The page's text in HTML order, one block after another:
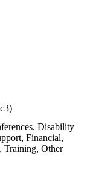
Disability
Financial,
Training, Other